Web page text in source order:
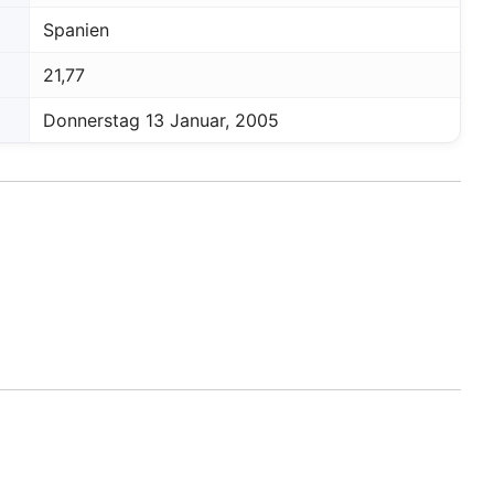
Spanien
21,77
Donnerstag 13 Januar, 2005